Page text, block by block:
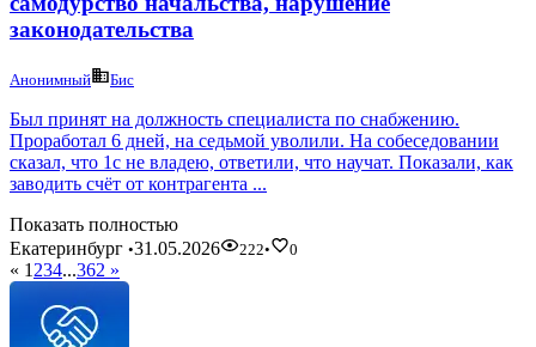
законодательства
Анонимный Бис
Был принят на должность специалиста по снабжению.
Проработал 6 дней, на седьмой уволили. На собеседовании
сказал, что 1с не владею, ответили, что научат. Показали, как
заводить счёт от контрагента ...
Показать полностью
Екатеринбург •31.05.2026 222• 0
« 1 234...362 »